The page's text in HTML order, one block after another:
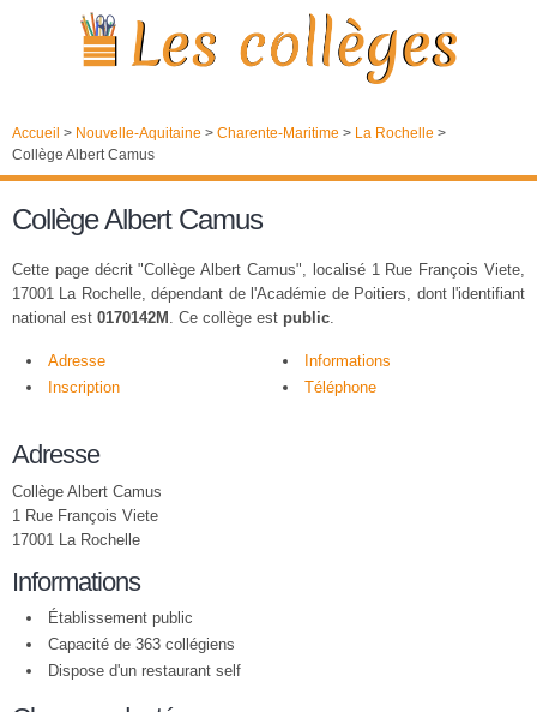
Accueil > Nouvelle-Aquitaine > Charente-Maritime > La Rochelle >
Collège Albert Camus
Collège Albert Camus
Cette page décrit "Collège Albert Camus", localisé 1 Rue François Viete,
17001 La Rochelle, dépendant de l'Académie de Poitiers, dont l'identifiant
national est 0170142M . Ce collège est public.
Adresse
Informations
Inscription
Téléphone
Adresse
Collège Albert Camus
1 Rue François Viete
17001 La Rochelle
Informations
Établissement public
Capacité de 363 collégiens
Dispose d'un restaurant self